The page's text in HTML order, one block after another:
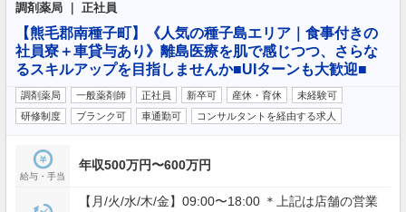
調剤薬局 ｜ 正社員
【熊毛郡南種子町】《人気の種子島エリア｜食事付きの
社員寮＋車貸与あり》離島医療を肌で感じつつ、さらな
るスキルアップを目指しませんか■UIターンも大歓迎■
調剤薬局 一般薬剤師 正社員 新卒可 産休・育休
未経験可
研修制度
ブランク可 車通勤可 コンサルタントを経由する求人
給与・手当
年収500万円〜600万円
【月/火/水/木/金】09:00〜18:00 ＊上記は店舗の営業